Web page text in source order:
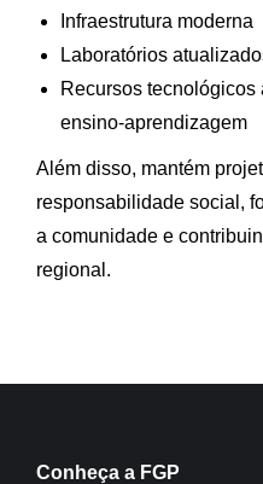
Infraestrutura moderna
Laboratórios
Recursos
ensino-aprendizagem
Além disso, mantém
responsabilidade social,
a comunidade e
regional.
Conheça a FGP